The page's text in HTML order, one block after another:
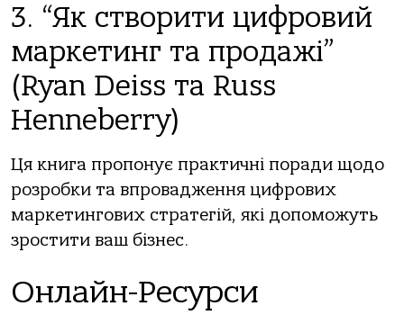
3. “Як створити цифровий
маркетинг та продажі”
(Ryan Deiss та Russ
Henneberry)
Ця книга пропонує практичні поради щодо
розробки та впровадження цифрових
маркетингових стратегій, які допоможуть
зростити ваш бізнес.
Онлайн-Ресурси